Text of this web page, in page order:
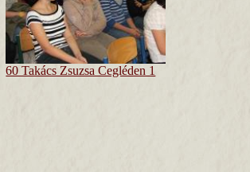
60 Takács Zsuzsa Cegléden 1